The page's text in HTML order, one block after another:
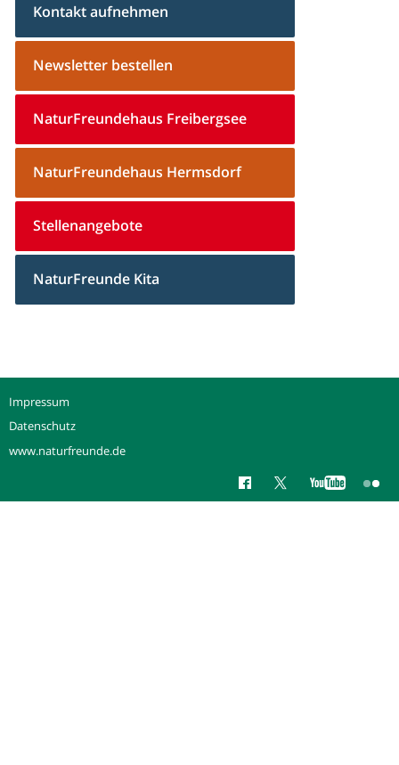
Kontakt aufnehmen
Newsletter bestellen
NaturFreundehaus Freibergsee
NaturFreundehaus Hermsdorf
Stellenangebote
NaturFreunde Kita
Impressum
Datenschutz
www.naturfreunde.de